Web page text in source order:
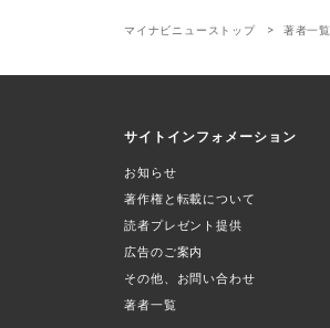
マイナビニューストップ 著者一覧
サイトインフォメーション
お知らせ
著作権と転載について
読者プレゼント提供
広告のご案内
その他、お問い合わせ
著者一覧